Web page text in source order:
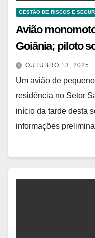
GESTÃO DE RISCOS E
Avião
Goiânia; piloto
OUTUBRO 13, 2025
Um avião de
residência no Setor
início da tarde desta
informações